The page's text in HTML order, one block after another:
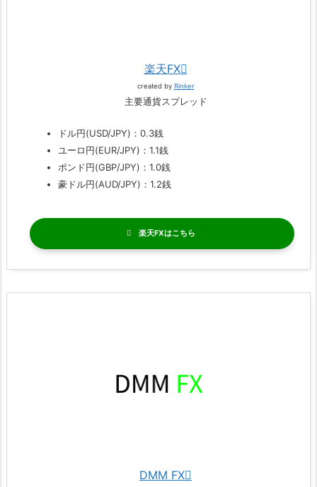
楽天FX
created by Rinker
主要通貨スプレッド
ドル円(USD/JPY)：0.3銭
ユーロ円(EUR/JPY)：1.1銭
ポンド円(GBP/JPY)：1.0銭
豪ドル円(AUD/JPY)：1.2銭
楽天FX
DMM FX